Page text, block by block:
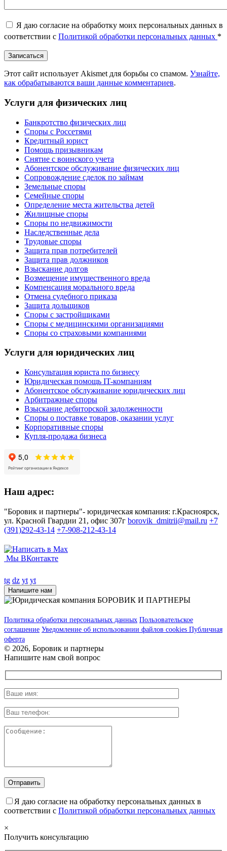
Я даю согласие на обработку моих персональных данных в
соответствии с Политикой обработки персональных данных *
Этот сайт использует Akismet для борьбы со спамом. Узнайте,
как обрабатываются ваши данные комментариев.
Услуги для физических лиц
Банкротство физических лиц
Споры с Россетями
Кредитный юрист
Помощь призывникам
Снятие с воинского учета
Абонентское обслуживание физических лиц
Cопровождение сделок по займам
Земельные споры
Семейные споры
Определение места жительства детей
Жилищные споры
Споры по недвижимости
Наследственные дела
Трудовые споры
Защита прав потребителей
Защита прав должников
Взыскание долгов
Возмещение имущественного вреда
Компенсация морального вреда
Отмена судебного приказа
Защита дольщиков
Споры с застройщиками
Споры с медицинскими организациями
Споры со страховыми компаниями
Услуги для юридических лиц
Консультация юриста по бизнесу
Юридическая помощь IT-компаниям
Абонентское обслуживание юридических лиц
Арбитражные споры
Взыскание дебиторской задолженности
Споры о поставке товаров, оказании услуг
Корпоративные споры
Купля-продажа бизнеса
Наш адрес:
"Боровик и партнеры"- юридическая компания: г.Красноярск,
ул. Красной Гвардии 21, офис 307г borovik_dmitrii@mail.ru +7
(391)292-43-14 +7-908-212-43-14
Мы ВКонтакте
tg dz yt yt
Напишите нам
Политика обработки персональных данных Пользовательское
соглашение Уведомление об использовании файлов cookies Публичная
оферта
© 2026, Боровик и партнеры
Напишите нам свой вопрос
Я даю согласие на обработку персональных данных в
соответствии с Политикой обработки персональных данных
×
Получить консультацию